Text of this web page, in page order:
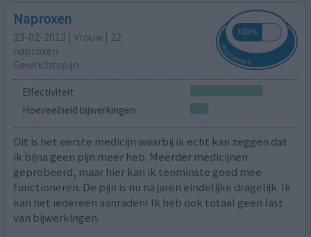
Naproxen
23-02-2013 | Vrouw | 22
naproxen
Gewrichtspijn
Effectiviteit
Hoeveelheid bijwerkingen
Dit is het eerste medicijn waarbij ik echt kan zeggen dat
ik bijna geen pijn meer heb. Meerder medicijnen
geprobeerd, maar hier kan ik tenminste goed mee
functioneren. De pijn is nu na jaren eindelijke dragelijk. Ik
kan het iedereen aanraden! Ik heb ook totaal geen last
van bijwerkingen.